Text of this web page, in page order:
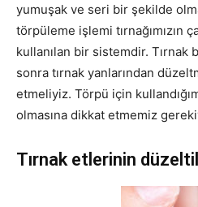
yumuşak ve seri bir şekilde
törpüleme işlemi tırnağımızın
kullanılan bir sistemdir. Tırnak
sonra tırnak yanlarından
etmeliyiz. Törpü için
olmasına dikkat etmemiz
Tırnak etlerinin